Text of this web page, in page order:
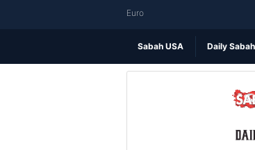
Euro
Sabah USA Daily Sabah